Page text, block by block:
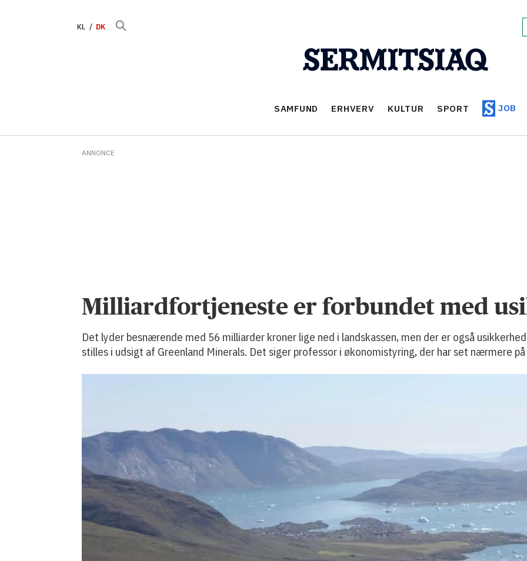
KL DK
SAMFUND ERHVERV KULTUR SPORT JOB
ANNONCE
Milliardfortjeneste er forbundet med
Det lyder besnærende med 56 milliarder kroner lige ned i landskassen, men der er også
stilles i udsigt af Greenland Minerals. Det siger professor i økonomistyring, der har set nærmere